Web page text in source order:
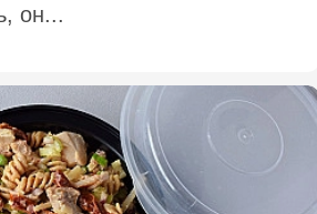
он...